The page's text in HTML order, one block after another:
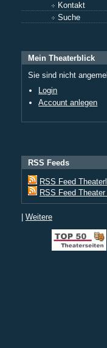
Kontakt
Suche
Mein Theaterblick
Sie sind nicht
Login
Account anlegen
RSS Feeds
RSS Feed
RSS Feed
| Weitere